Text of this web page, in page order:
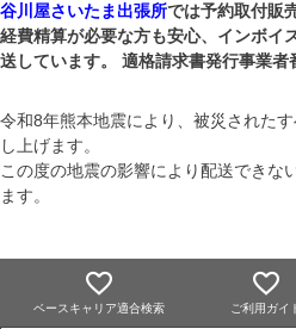
谷川屋さいたま出張所では予約取付販
経費精算が必要な方も安心、インボイ
送しています。 適格請求書発行事業
令和8年熊本地震により、被災された
し上げます。
この度の地震の影響により配送できな
ます。
ベースキャリア適合検索 ご利用ガイ